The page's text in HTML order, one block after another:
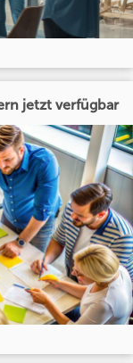
jetzt verfügbar